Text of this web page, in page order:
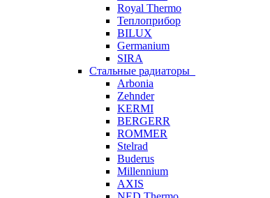
Royal Thermo
Теплоприбор
BILUX
Germanium
SIRA
Стальные радиаторы
Arbonia
Zehnder
KERMI
BERGERR
ROMMER
Stelrad
Buderus
Millennium
AXIS